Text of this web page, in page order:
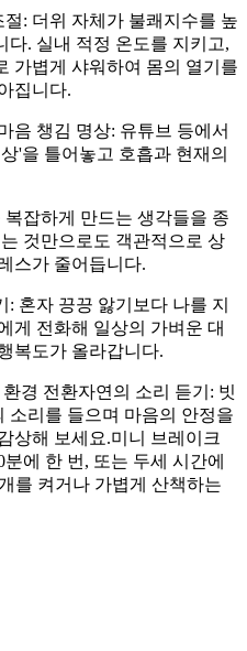
: 더위 자체가 불쾌지수를 높
다. 실내 적정 온도를 지키고,
가볍게 샤워하여 몸의 열기를
집니다.
음 챙김 명상: 유튜브 등에서
'을 틀어놓고 호흡과 현재의
잡하게 만드는 생각들을 종
것만으로도 객관적으로 상
스가 줄어듭니다.
혼자 끙끙 앓기보다 나를 지
게 전화해 일상의 가벼운 대
복도가 올라갑니다.
경 전환자연의 소리 듣기: 빗
소리를 들으며 마음의 안정을
상해 보세요.미니 브레이크
에 한 번, 또는 두세 시간에
를 켜거나 가볍게 산책하는